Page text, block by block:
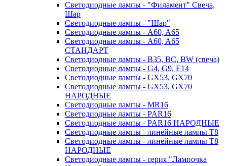
Светодиодные лампы - "Филамент" Свеча,
Шар
Светодиодные лампы - "Шар"
Светодиодные лампы - A60, A65
Светодиодные лампы - A60, A65
СТАНДАРТ
Светодиодные лампы - B35, BC, BW (свеча)
Светодиодные лампы - G4, G9, Е14
Светодиодные лампы - GX53, GX70
Светодиодные лампы - GX53, GX70
НАРОДНЫЕ
Светодиодные лампы - MR16
Светодиодные лампы - PAR16
Светодиодные лампы - PAR16 НАРОДНЫЕ
Светодиодные лампы - линейные лампы T8
Светодиодные лампы - линейные лампы T8
НАРОДНЫЕ
Светодиодные лампы - серия "Лампочка